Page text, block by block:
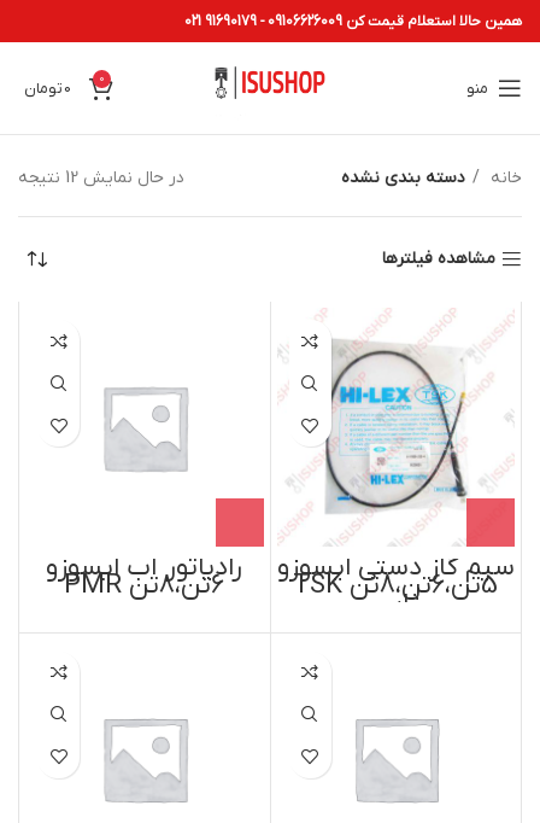
همین حالا استعلام قیمت کن 09106626009 - 91690179 021
منو 0
0تومان
خانه دسته بندی نشده در حال نمایش 12 نتیجه
مشاهده فیلترها
سیم گاز دستی ایسوزو
5تن،6تن،8تن TSK
ژاپن
رادیاتور آب ایسوزو
6تن،8تن PMR